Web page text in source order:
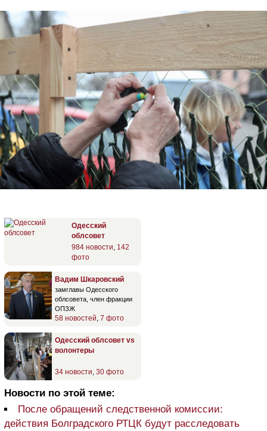
Одесский
облсовет
984 новости 142
фото
Вадим Шкаровский
замглавы Одесского
облсовета, член фракции
ОПЗЖ
58 новостей 7 фото
Одесский облсовет vs
волонтеры
34 новости 30 фото
Новости по этой теме:
После обращений следственной комиссии:
действия Болградского РТЦК будут расследовать